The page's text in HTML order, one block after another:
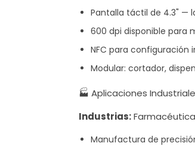
Pantalla táctil de 4.3" —
600 dpi disponible para
NFC para
Modular: cortador,
🏭 Aplicaciones
Industrias:
Manufactura de